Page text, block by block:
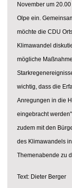
November um
Olpe ein.
möchte die CDU
Klimawandel
mögliche
wichtig, dass die
Anregungen in die
eingebracht
zudem mit den
des Klimawandels
Themenabende zu
Text: Dieter Berger